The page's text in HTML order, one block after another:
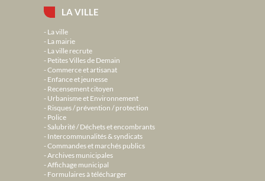
LA VILLE
La ville
La mairie
La ville recrute
Petites Villes de Demain
Commerce et artisanat
Enfance et jeunesse
Recensement citoyen
Urbanisme et Environnement
Risques / prévention / protection
Police
Salubrité / Déchets et encombrants
Intercommunalités & syndicats
Commandes et marchés publics
Archives municipales
Affichage municipal
Formulaires à télécharger